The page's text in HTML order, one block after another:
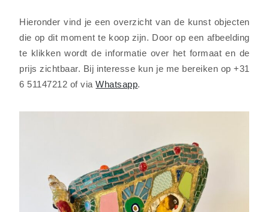
Hieronder vind je een overzicht van de kunst objecten
die op dit moment te koop zijn. Door op een afbeelding
te klikken wordt de informatie over het formaat en de
prijs zichtbaar. Bij interesse kun je me bereiken op +31
6 51147212 of viaWhatsapp.